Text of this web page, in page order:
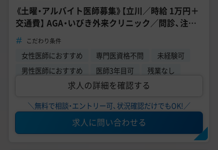
《土曜・アルバイト医師募集》【立川／時給 1万円＋
交通費】 AGA・いびき外来クリニック／問診、注射
業務／10～19時
こだわり条件
女性医師におすすめ 専門医資格不問
未経験可
男性医師におすすめ
医師3年目可 残業なし
求人の詳細を確認する
＼無料で相談・エントリー可、状況確認だけでもOK!／
求人に問い合わせる